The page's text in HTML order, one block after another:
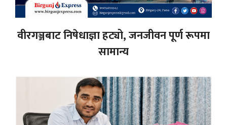
वीरगञ्जबाट निषेधाज्ञा हट्यो, जनजीवन पूर्ण रूपमा
सामान्य